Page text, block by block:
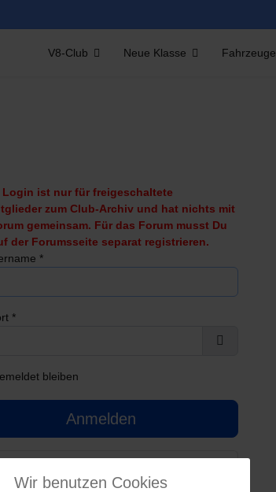
V8-Club Neue Klasse Fahrzeuge
Login ist nur für freigeschaltete
zum Club-Archiv und hat nichts mit
gemeinsam. Für das Forum musst Du
der Forumsseite separat registrieren.
*
*
bleiben
Anmelden
Wir benutzen Cookies